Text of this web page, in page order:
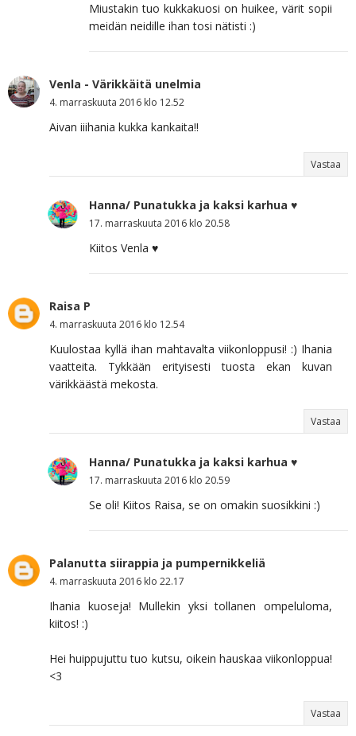
Miustakin tuo kukkakuosi on huikee, värit sopii
meidän neidille ihan tosi nätisti :)
Venla - Värikkäitä unelmia
4. marraskuuta 2016 klo 12.52
Aivan iiihania kukka kankaita!!
Vastaa
Hanna/ Punatukka ja kaksi karhua ♥
17. marraskuuta 2016 klo 20.58
Kiitos Venla ♥
Raisa P
4. marraskuuta 2016 klo 12.54
Kuulostaa kyllä ihan mahtavalta viikonloppusi! :) Ihania
vaatteita. Tykkään erityisesti tuosta ekan kuvan
värikkäästä mekosta.
Vastaa
Hanna/ Punatukka ja kaksi karhua ♥
17. marraskuuta 2016 klo 20.59
Se oli! Kiitos Raisa, se on omakin suosikkini :)
Palanutta siirappia ja pumpernikkeliä
4. marraskuuta 2016 klo 22.17
Ihania kuoseja! Mullekin yksi tollanen ompeluloma,
kiitos! :)
Hei huippujuttu tuo kutsu, oikein hauskaa viikonloppua!
<3
Vastaa